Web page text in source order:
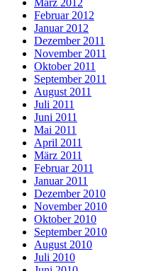
Februar 2012
Januar 2012
Dezember 2011
November 2011
Oktober 2011
September 2011
August 2011
Juli 2011
Juni 2011
Mai 2011
April 2011
März 2011
Februar 2011
Januar 2011
Dezember 2010
November 2010
Oktober 2010
September 2010
August 2010
Juli 2010